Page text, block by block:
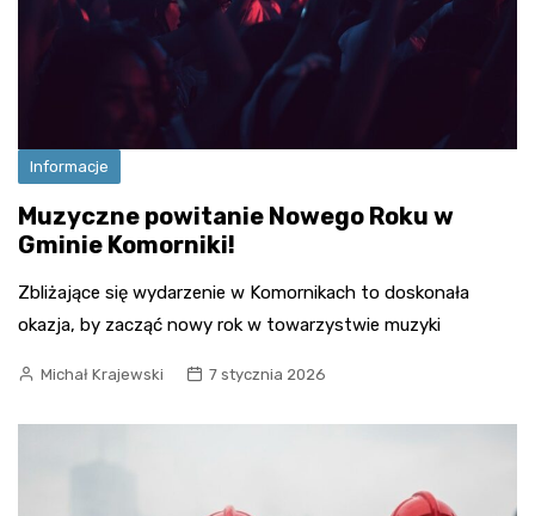
Informacje
Muzyczne powitanie Nowego Roku w
Gminie Komorniki!
Zbliżające się wydarzenie w Komornikach to doskonała
okazja, by zacząć nowy rok w towarzystwie muzyki
Michał Krajewski 7 stycznia 2026